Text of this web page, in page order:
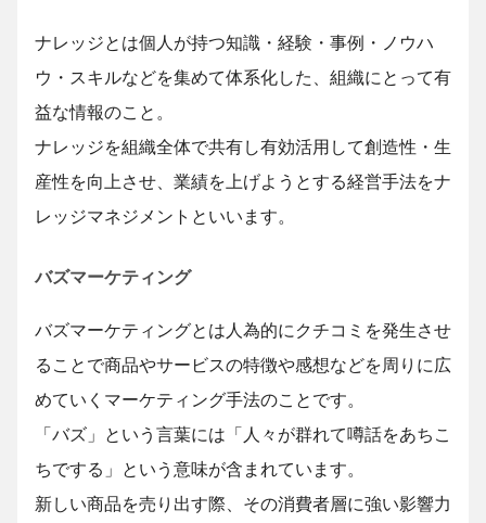
ナレッジとは個人が持つ知識・経験・事例・ノウハ
ウ・スキルなどを集めて体系化した、組織にとって有
益な情報のこと。
ナレッジを組織全体で共有し有効活用して創造性・生
産性を向上させ、業績を上げようとする経営手法をナ
レッジマネジメントといいます。
バズマーケティング
バズマーケティングとは人為的にクチコミを発生させ
ることで商品やサービスの特徴や感想などを周りに広
めていくマーケティング手法のことです。
「バズ」という言葉には「人々が群れて噂話をあちこ
ちでする」という意味が含まれています。
新しい商品を売り出す際、その消費者層に強い影響力